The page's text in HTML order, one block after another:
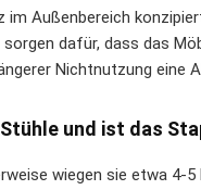
Außenbereich
dafür, dass das
Nichtnutzung eine
und ist das
wiegen sie etwa 4-